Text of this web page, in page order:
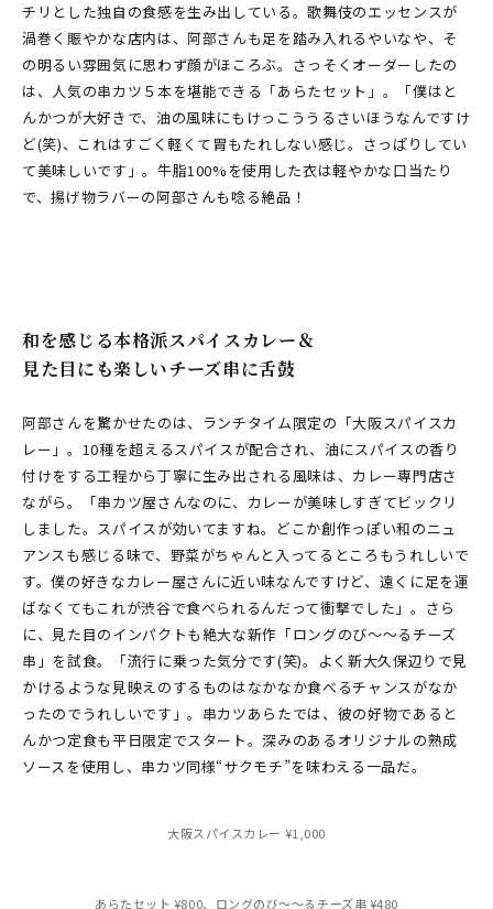
チリとした独自の食感を生み出している。歌舞伎のエッセンスが
渦巻く賑やかな店内は、阿部さんも足を踏み入れるやいなや、そ
の明るい雰囲気に思わず顔がほころぶ。さっそくオーダーしたの
は、人気の串カツ５本を堪能できる「あらたセット」。「僕はと
んかつが大好きで、油の風味にもけっこううるさいほうなんですけ
ど(笑)、これはすごく軽くて胃もたれしない感じ。さっぱりしてい
て美味しいです」。牛脂100%を使用した衣は軽やかな口当たり
で、揚げ物ラバーの阿部さんも唸る絶品！
和を感じる本格派スパイスカレー＆
見た目にも楽しいチーズ串に舌鼓
阿部さんを驚かせたのは、ランチタイム限定の「大阪スパイスカ
レー」。10種を超えるスパイスが配合され、油にスパイスの香り
付けをする工程から丁寧に生み出される風味は、カレー専門店さ
ながら。「串カツ屋さんなのに、カレーが美味しすぎてビックリ
しました。スパイスが効いてますね。どこか創作っぽい和のニュ
アンスも感じる味で、野菜がちゃんと入ってるところもうれしいで
す。僕の好きなカレー屋さんに近い味なんですけど、遠くに足を運
ばなくてもこれが渋谷で食べられるんだって衝撃でした」。さら
に、見た目のインパクトも絶大な新作「ロングのび〜〜るチーズ
串」を試食。「流行に乗った気分です(笑)。よく新大久保辺りで見
かけるような見映えのするものはなかなか食べるチャンスがなか
ったのでうれしいです」。串カツあらたでは、彼の好物であると
んかつ定食も平日限定でスタート。深みのあるオリジナルの熟成
ソースを使用し、串カツ同様“サクモチ”を味わえる一品だ。
大阪スパイスカレー ¥1,000
あらたセット ¥800、ロングのび〜〜るチーズ串 ¥480